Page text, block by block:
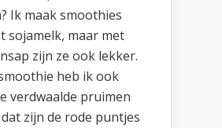
Ik maak smoothies
sojamelk, maar met
zijn ze ook lekker.
heb ik ook
verdwaalde pruimen
zijn de rode puntjes